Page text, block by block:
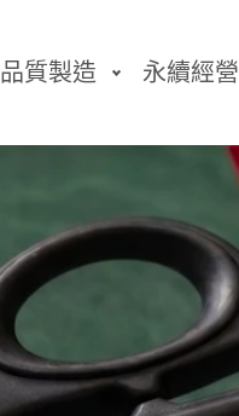
品質製造 永續經營